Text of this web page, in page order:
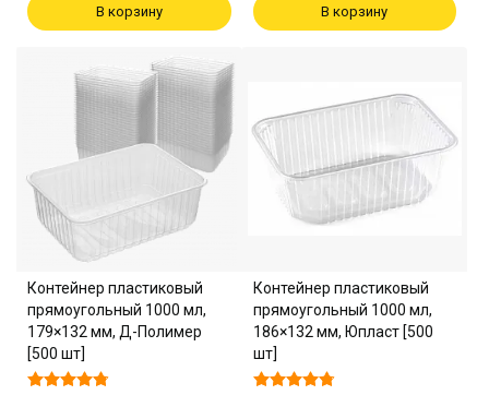
В корзину В корзину
Контейнер пластиковый
прямоугольный 1000 мл,
179×132 мм, Д-Полимер
[500 шт]
Контейнер пластиковый
прямоугольный 1000 мл,
186×132 мм, Юпласт [500
шт]